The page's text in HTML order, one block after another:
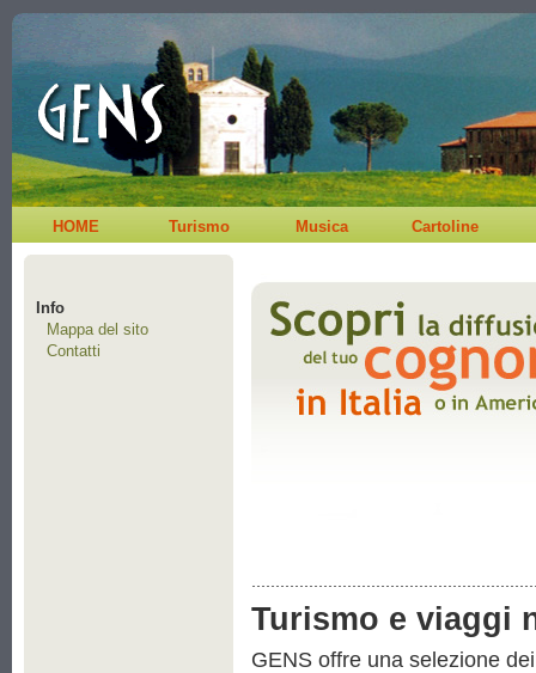
HOME Turismo Musica Cartoline
Info
Mappa del sito
Contatti
Turismo e viaggi
GENS offre una selezione